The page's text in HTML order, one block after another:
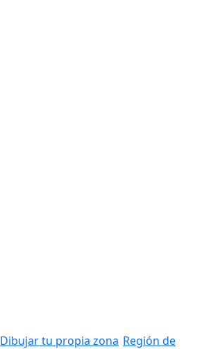
Dibujar tu propia zona Región de